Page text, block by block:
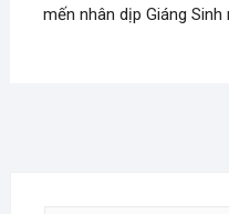
mến nhân dịp Giáng Sinh